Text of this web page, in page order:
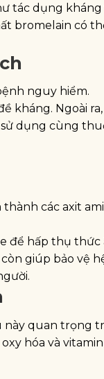
tác dụng kháng
bromelain có
nguy hiểm.
kháng. Ngoài
dụng cùng
các axit
để hấp thụ thức
giúp bảo vệ
quan trọng
hóa và